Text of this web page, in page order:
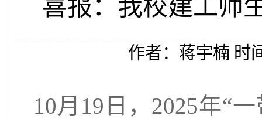
喜报：我校建工师
作者：蒋宇楠 时
10月19日，2025年“